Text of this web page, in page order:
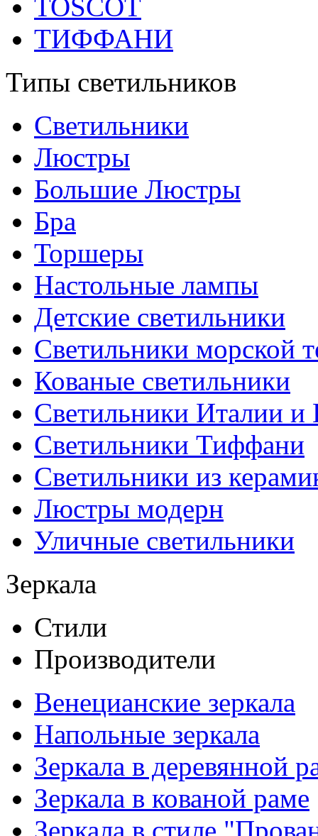
TOSCOT
ТИФФАНИ
Типы светильников
Светильники
Люстры
Большие Люстры
Бра
Торшеры
Настольные лампы
Детские светильники
Светильники морской
Кованые светильники
Светильники Италии и
Светильники Тиффани
Светильники из
Люстры модерн
Уличные светильники
Зеркала
Стили
Производители
Венецианские зеркала
Напольные зеркала
Зеркала в деревянной
Зеркала в кованой раме